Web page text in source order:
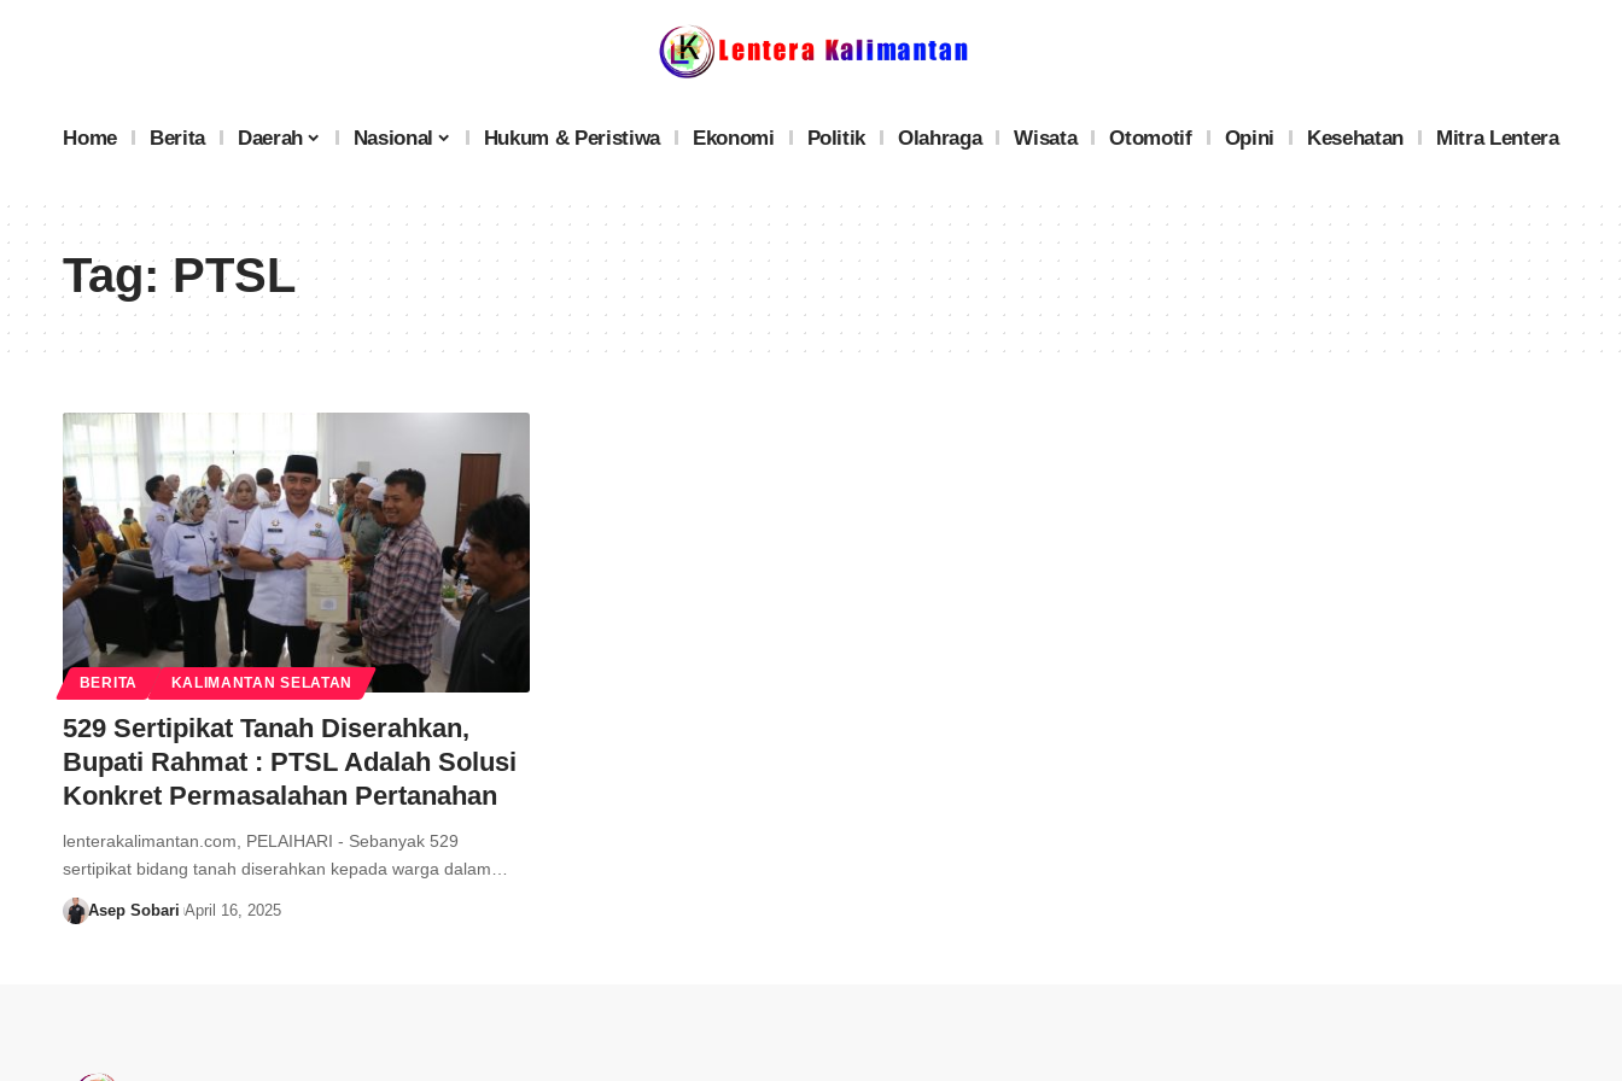
Home Berita Daerah Nasional Hukum & Peristiwa Ekonomi Politik Olahraga Wisata Otomotif Opini Kesehatan Mitra Lentera
Tag:PTSL
BERITA KALIMANTAN SELATAN
529 Sertipikat Tanah Diserahkan,
Bupati Rahmat : PTSL Adalah Solusi
Konkret Permasalahan Pertanahan
lenterakalimantan.com, PELAIHARI - Sebanyak 529
sertipikat bidang tanah diserahkan kepada warga dalam…
Asep Sobari April 16, 2025